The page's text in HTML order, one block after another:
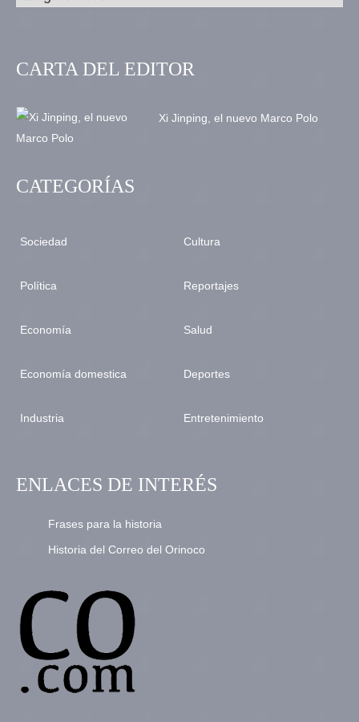
CARTA DEL EDITOR
Xi Jinping, el nuevo Marco Polo
CATEGORÍAS
Sociedad
Política
Economía
Economía domestica
Industria
Cultura
Reportajes
Salud
Deportes
Entretenimiento
ENLACES DE INTERÉS
Frases para la historia
Historia del Correo del Orinoco